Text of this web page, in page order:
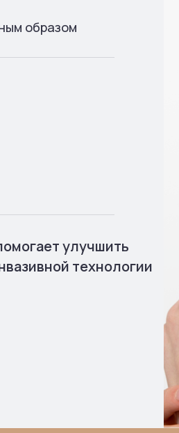
улучшить
технологии
образом